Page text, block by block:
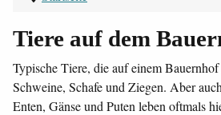
Tiere auf dem
Typische Tiere, die auf einem
Schweine, Schafe und Ziegen. Aber
Enten, Gänse und Puten leben oftmals